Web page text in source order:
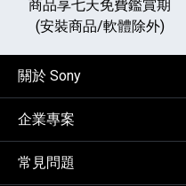
商品享七天免費鑑賞期
(安裝商品/軟體除外)
關於 Sony
企業專案
常見問題